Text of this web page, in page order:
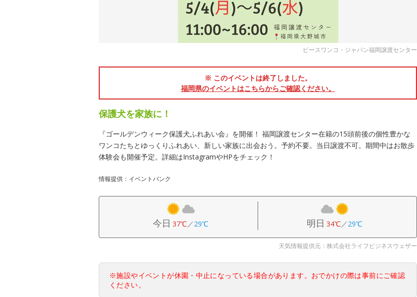
ピースワンコ・ジャパン福岡譲渡センター
※ このイベントは終了しました。
福岡県のイベントはこちらからご確認ください。
保護犬を家族に！
『ゴールデンウィーク保護犬ふれあい会』を開催！ 福岡譲渡センター在籍の15頭前後の個性豊かな
ワンコたちとゆっくりふれあい、新しい家族に出会おう。予約不要。当日譲渡不可。期間中はお散歩
体験会も開催予定。詳細はInstagramやHPをチェック！
情報提供：イベントバンク
今日 37℃／29℃ 明日 34℃／29℃
天気情報提供元：株式会社ライフビジネスウェザー
※施設やイベントが休園・中止になっている場合があります。おでかけの際は事前にご確認
ください。